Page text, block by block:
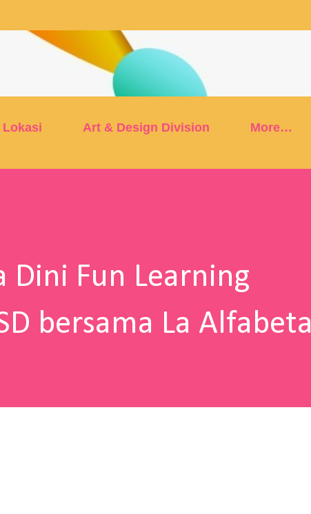
Lokasi Art & Design Division More…
Dini Fun Learning
bersama La Alfabeta